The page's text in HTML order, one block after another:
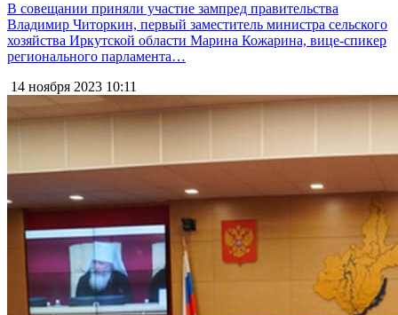
В совещании приняли участие зампред правительства
Владимир Читоркин, первый заместитель министра сельского
хозяйства Иркутской области Марина Кожарина, вице-спикер
регионального парламента…
14 ноября 2023 10:11